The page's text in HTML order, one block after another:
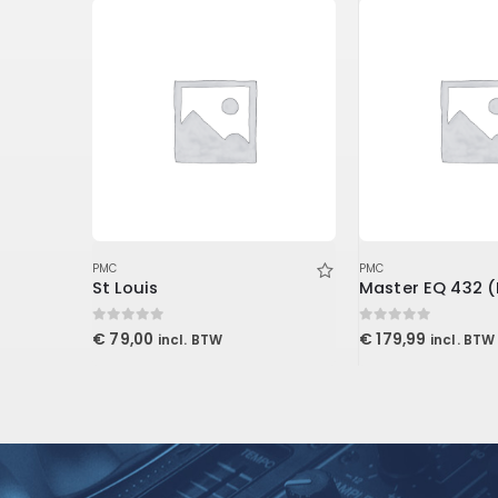
PMC
St Louis
0out of 5
€ 79,00 incl. BTW
PMC
0out of 5
€ 179,99 incl. BTW